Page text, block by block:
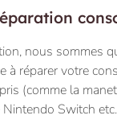
nous sommes
à réparer votre
(comme la
Switch